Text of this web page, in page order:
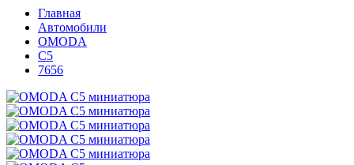
Главная
Автомобили
OMODA
C5
7656